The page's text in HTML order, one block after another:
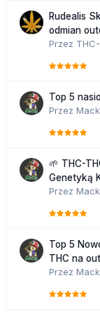
Rudealis
odmian
Przez
Top 5
Przez
🌱 THC-
Genetyką
Przez
Top 5
THC na
Przez